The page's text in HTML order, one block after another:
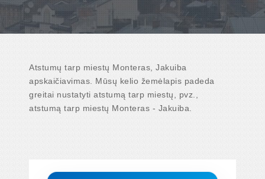
Atstumų tarp miestų Monteras, Jakuiba
apskaičiavimas. Mūsų kelio žemėlapis padeda
greitai nustatyti atstumą tarp miestų, pvz.,
atstumą tarp miestų Monteras - Jakuiba.